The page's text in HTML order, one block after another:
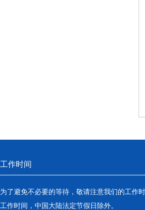
工作时间
为了避免不必要的等待，敬请注意我们的工作
工作时间，中国大陆法定节假日除外。